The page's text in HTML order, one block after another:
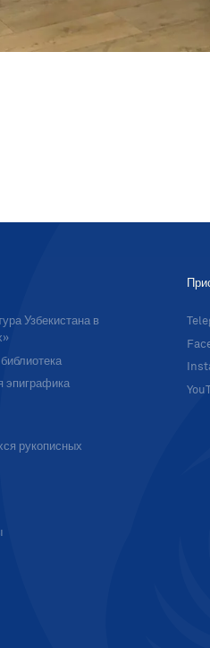
Узбекистана в
эпиграфика
рукописных